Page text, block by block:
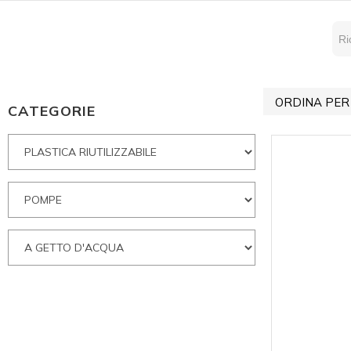
CATEGORIE ORDINA PER